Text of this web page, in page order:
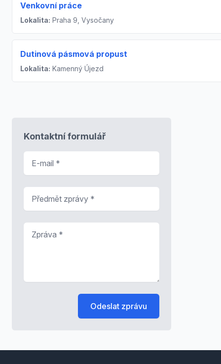
Venkovní práce
Lokalita: Praha 9, Vysočany
Dutinová pásmová propust
Lokalita: Kamenný Újezd
Kontaktní formulář
Odeslat zprávu